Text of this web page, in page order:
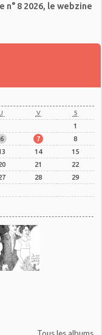
n° 8 2026, le webzine
J V S
1
6 7
8
14
15
21
22
28
29